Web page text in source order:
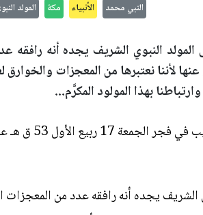
النبي محمد الأنبياء مكة المولد
النبوي الشريف يجده أنه رافقه
لأننا نعتبرها من المعجزات والخوارق
بهذا المولود المكرَّم...
ربيع الأول 53 ق هـ عام الفيل 571 م في مكة المكرمة
يجده أنه رافقه عدد من المعجزات